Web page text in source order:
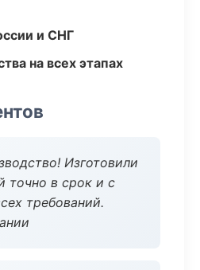
и СНГ
на всех этапах
Изготовили
точно в срок и с
требований.